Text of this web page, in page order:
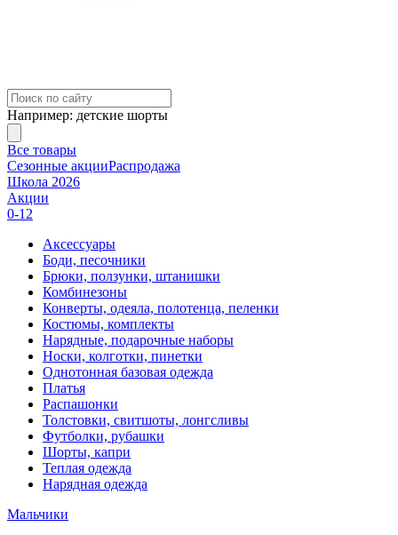
Например: детские шорты
Все товары
Сезонные акцииРаспродажа
Школа 2026
Акции
0-12
Аксессуары
Боди, песочники
Брюки, ползунки, штанишки
Комбинезоны
Конверты, одеяла, полотенца, пеленки
Костюмы, комплекты
Нарядные, подарочные наборы
Носки, колготки, пинетки
Однотонная базовая одежда
Платья
Распашонки
Толстовки, свитшоты, лонгсливы
Футболки, рубашки
Шорты, капри
Теплая одежда
Нарядная одежда
Мальчики